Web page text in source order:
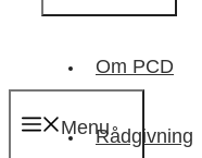
Om PCD
Rådgivning
Menu